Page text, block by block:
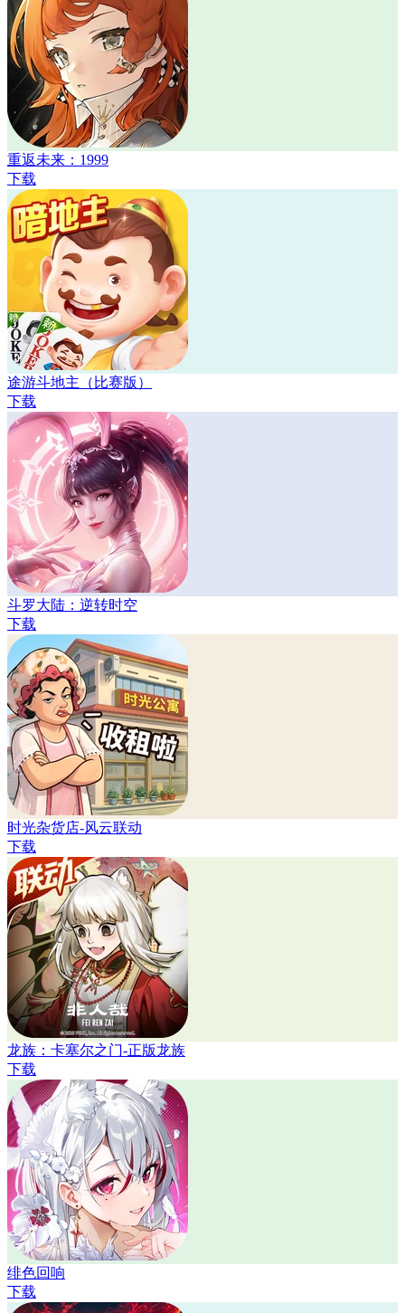
重返未来：1999
下载
途游斗地主（比赛版）
下载
斗罗大陆：逆转时空
下载
时光杂货店-风云联动
下载
龙族：卡塞尔之门-正版龙族
下载
绯色回响
下载